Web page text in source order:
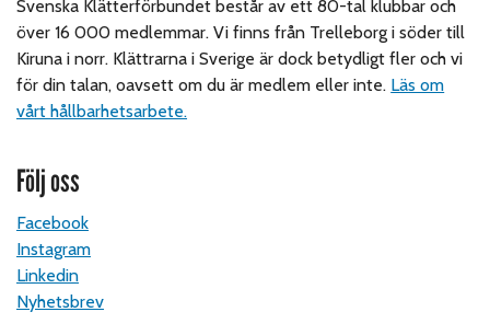
Svenska Klätterförbundet består av ett 80-tal klubbar och
över 16 000 medlemmar. Vi finns från Trelleborg i söder till
Kiruna i norr. Klättrarna i Sverige är dock betydligt fler och vi
för din talan, oavsett om du är medlem eller inte. Läs om
vårt hållbarhetsarbete.
Följ oss
Facebook
Instagram
Linkedin
Nyhetsbrev